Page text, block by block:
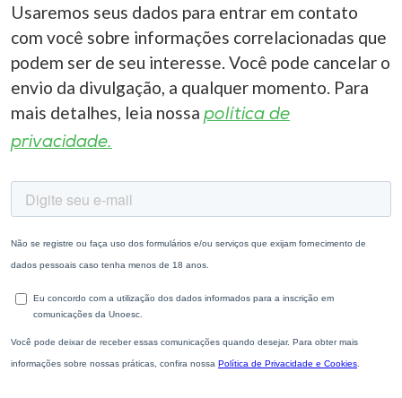
Usaremos seus dados para entrar em contato
com você sobre informações correlacionadas que
podem ser de seu interesse. Você pode cancelar o
envio da divulgação, a qualquer momento. Para
mais detalhes, leia nossa política de
privacidade.